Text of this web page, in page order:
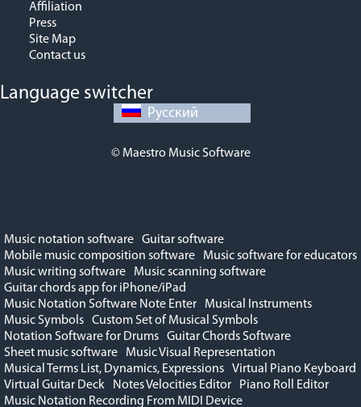
Affiliation
Press
Site Map
Contact us
Language switcher
Русский
© Maestro Music Software
Music notation software
Guitar software
Mobile music composition software
Music software for educators
Music writing software
Music scanning software
Guitar chords app for iPhone/iPad
Music Notation Software Note Enter
Musical Instruments
Music Symbols
Custom Set of Musical Symbols
Notation Software for Drums
Guitar Chords Software
Sheet music software
Music Visual Representation
Musical Terms List, Dynamics, Expressions
Virtual Piano Keyboard
Virtual Guitar Deck
Notes Velocities Editor
Piano Roll Editor
Music Notation Recording From MIDI Device